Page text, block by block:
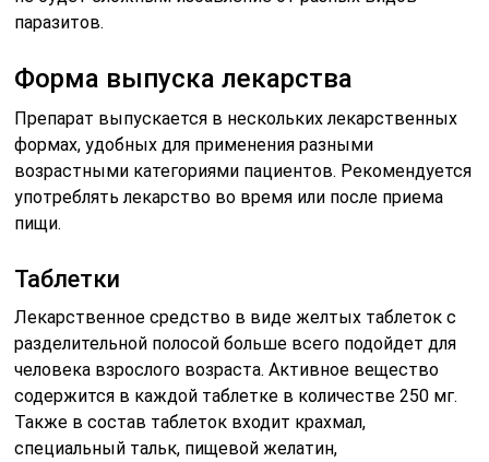
паразитов.
Форма выпуска лекарства
Препарат выпускается в нескольких лекарственных
формах, удобных для применения разными
возрастными категориями пациентов. Рекомендуется
употреблять лекарство во время или после приема
пищи.
Таблетки
Лекарственное средство в виде желтых таблеток с
разделительной полосой больше всего подойдет для
человека взрослого возраста. Активное вещество
содержится в каждой таблетке в количестве 250 мг.
Также в состав таблеток входит крахмал,
специальный тальк, пищевой желатин,